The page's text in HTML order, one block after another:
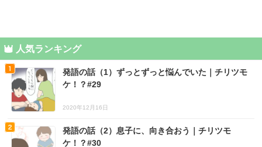
人気ランキング
発語の話（1）ずっとずっと悩んでいた｜チリツモ
ケ！？#29
2020年12月16日
発語の話（2）息子に、向き合おう｜チリツモ
ケ！？#30